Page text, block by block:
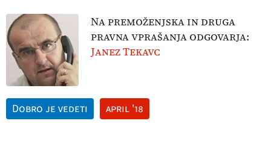
Na premoženjska in druga
pravna vprašanja odgovarja:
Janez Tekavc
Dobro je vedeti april '18